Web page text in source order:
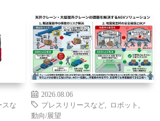
スな
2026.08.06
プレスリリースなど
ロボット
動向/展望